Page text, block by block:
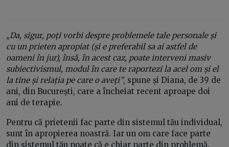
„Da, sigur, poți vorbi despre problemele tale personale și
cu un prieten apropiat (și e preferabil sa ai astfel de
oameni în jur), însă, în acest caz, poate interveni masiv
subiectivismul, modul în care te raportezi la acel om și el
la tine și relația pe care o aveți”, spune și Diana, de 39 de
ani, din București, care a încheiat recent aproape doi
ani de terapie.
Pentru că prietenii fac parte din sistemul tău individual,
sunt în apropierea noastră. Iar un om care face parte
din sistemul tău poate că e chiar parte din problemă.